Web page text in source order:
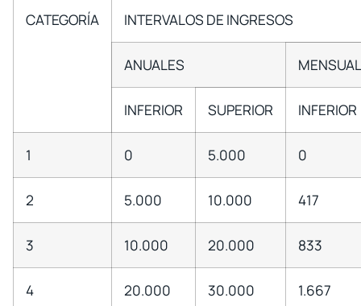
CATEGORÍA INTERVALOS DE INGRESOS
ANUALES
INFERIOR SUPERIOR INFERIOR
1 0 5.000 0
2 5.000 10.000 417
3 10.000 20.000 833
4 20.000 30.000 1.667